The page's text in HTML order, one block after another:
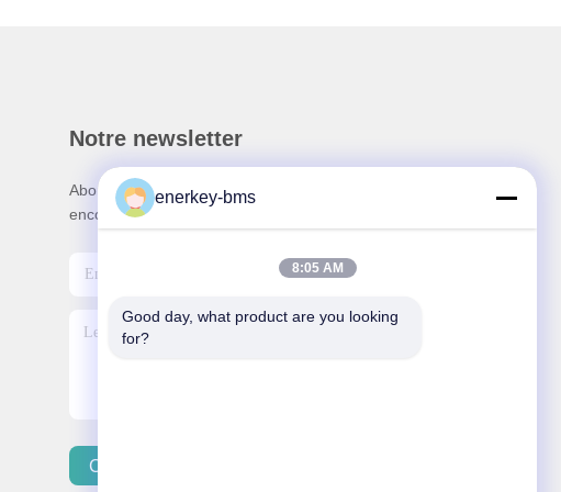
Notre newsletter
Abonnez-vous à notre newsletter pour des réductions et plus
encore.
Contactez-Nous
enerkey-bms
8:05 AM
Good day, what product are you looking
for?